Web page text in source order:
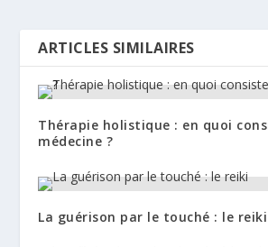
ARTICLES SIMILAIRES
Thérapie holistique : en quoi
médecine ?
La guérison par le touché : le reiki